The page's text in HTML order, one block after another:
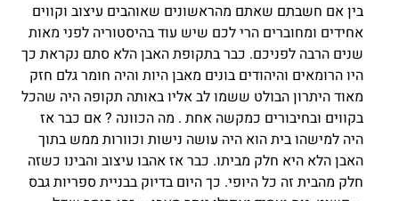
בין אם חשבתם שאתם מהראשונים שאוהבים עיצוב וקווים
אחידים ומחוברים הרי לכם שיש עוד בהיסטוריה לפני מאות
שנים הרבה לפניכם. כבר בתקופת האבן הלא סתם נקראת כך
היו הרומאים והיהודים בונים מאבן היות והיה חומר גלם חזק
מאוד היתרון הבולט ששמו לב אליו באותה תקופה היה שהכל
בקווים ובחיבורים כמקשה אחת . מה הכוונה ? אם כבר אז
היה למישהו בית הוא היה עושה נישות וכוורות ממש בתוך
האבן הלא היא חלק מביתו. כבר אז אהבו עיצוב והבינו כשזה
חלק מהבית זה כל היופי. כך היום בדיוק בבניית ספריות גבס